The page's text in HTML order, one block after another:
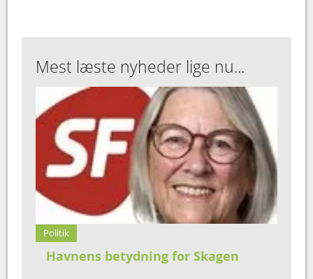
Mest læste nyheder lige nu...
Politik
Havnens betydning for Skagen